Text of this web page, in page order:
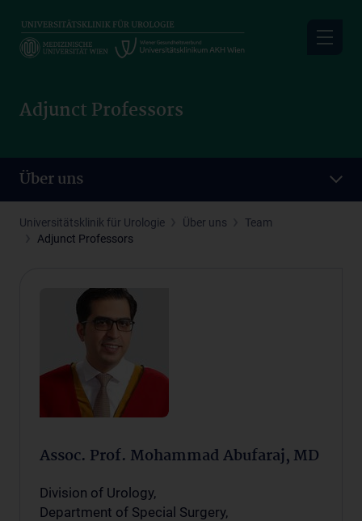
main
Adjunct Professors
Über uns
Universitätsklinik für Urologie Über uns
Team
Adjunct Professors
Assoc. Prof. Mohammad Abufaraj, MD
Division of Urology,
Department of Special Surgery,